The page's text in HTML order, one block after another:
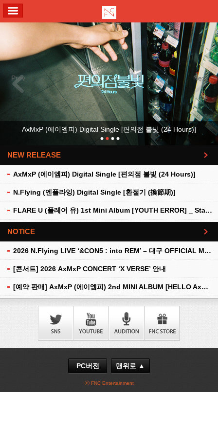
Previous Next
AxMxP (에이엠피) Digital Single [편의점 불빛 (24 Hours)]
NEW RELEASE
AxMxP (에이엠피) Digital Single [편의점 불빛 (24 Hours)]
N.Flying (엔플라잉) Digital Single [환절기 (換節期)]
FLARE U (플레어 유) 1st Mini Album [YOUTH ERROR] _ Stationery Kit Ver.
더보기
NOTICE
2026 N.Flying LIVE ‘&CON5 : into REM’ – 대구 OFFICIAL MD 현장 판매 안내
[콘서트] 2026 AxMxP CONCERT ‘X VERSE’ 안내
[예약 판매] AxMxP (에이엠피) 2nd MINI ALBUM [HELLO AxMxP] 예약 판매 안내
더보기
PC버전 맨위로 ▲
ⓒ FNC Entertainment